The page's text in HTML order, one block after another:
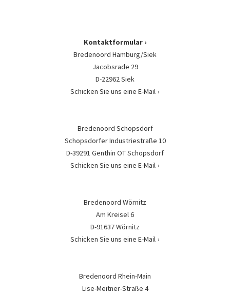
Kontaktformular
Bredenoord Hamburg/Siek
Jacobsrade 29
D-22962 Siek
Schicken Sie uns eine E-Mail
Bredenoord Schopsdorf
Schopsdorfer Industriestraße 10
D-39291 Genthin OT Schopsdorf
Schicken Sie uns eine E-Mail
Bredenoord Wörnitz
Am Kreisel 6
D-91637 Wörnitz
Schicken Sie uns eine E-Mail
Bredenoord Rhein-Main
Lise-Meitner-Straße 4